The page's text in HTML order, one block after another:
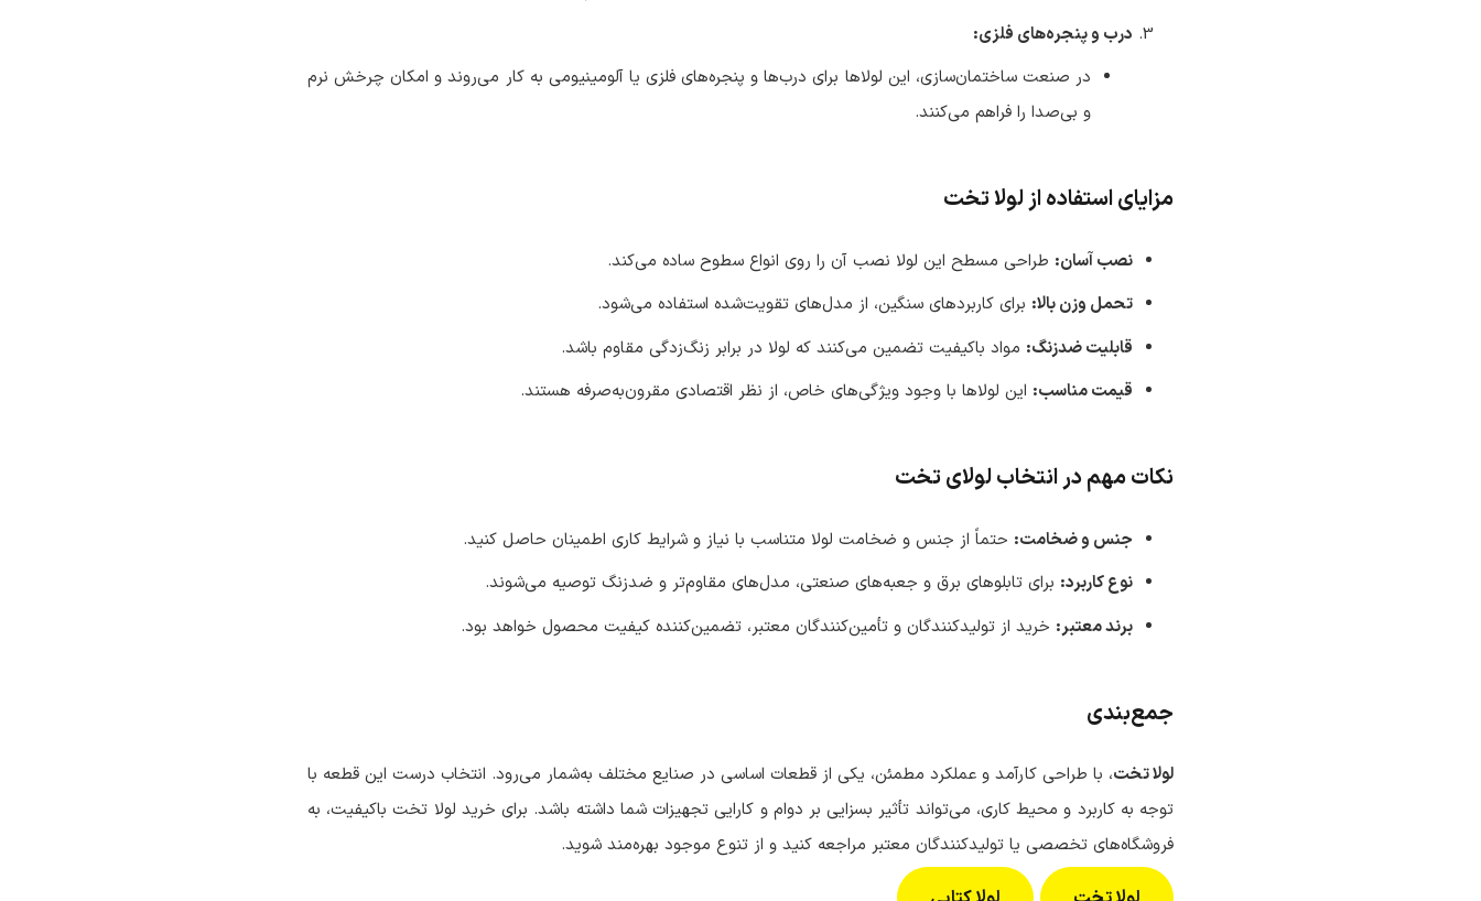
درب و پنجره‌های فلزی:
در صنعت ساختمان‌سازی، این لولاها برای درب‌ها و پنجره‌های فلزی یا آلومینیومی به کار می‌روند و امکان چرخش نرم
و بی‌صدا را فراهم می‌کنند.
مزایای استفاده از لولا تخت
نصب آسان: طراحی مسطح این لولا نصب آن را روی انواع سطوح ساده می‌کند.
تحمل وزن بالا: برای کاربردهای سنگین، از مدل‌های تقویت‌شده استفاده می‌شود.
قابلیت ضدزنگ: مواد باکیفیت تضمین می‌کنند که لولا در برابر زنگ‌زدگی مقاوم باشد.
قیمت مناسب: این لولاها با وجود ویژگی‌های خاص، از نظر اقتصادی مقرون‌به‌صرفه هستند.
نکات مهم در انتخاب لولای تخت
جنس و ضخامت: حتماً از جنس و ضخامت لولا متناسب با نیاز و شرایط کاری اطمینان حاصل کنید.
نوع کاربرد: برای تابلوهای برق و جعبه‌های صنعتی، مدل‌های مقاوم‌تر و ضدزنگ توصیه می‌شوند.
برند معتبر: خرید از تولیدکنندگان و تأمین‌کنندگان معتبر، تضمین‌کننده کیفیت محصول خواهد بود.
جمع‌بندی
لولا تخت، با طراحی کارآمد و عملکرد مطمئن، یکی از قطعات اساسی در صنایع مختلف به‌شمار می‌رود. انتخاب درست این قطعه با
توجه به کاربرد و محیط کاری، می‌تواند تأثیر بسزایی بر دوام و کارایی تجهیزات شما داشته باشد. برای خرید لولا تخت باکیفیت، به
فروشگاه‌های تخصصی یا تولیدکنندگان معتبر مراجعه کنید و از تنوع موجود بهره‌مند شوید.